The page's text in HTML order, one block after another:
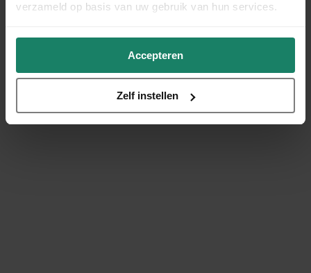
verzameld op basis van uw gebruik van hun services.
Accepteren
Zelf instellen